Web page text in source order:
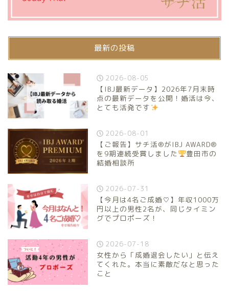
最新の投稿
2026-08-05
【IBJ最新データ】2026年7月末時
点の最新データを公開！婚活は今、
とても活発です
2026-08-01
【ご報告】サチ活®がIBJ AWARD®
を9期連続受賞しました
豊田市の
結婚相談所
2026-07-31
【今月は4名ご成婚♡】年収1000万
円以上の男性2名が、同じタイミン
グでプロポーズ！
2026-07-18
女性から「成婚退会したい」と伝え
てくれた。本当に素敵だなと思った
こと